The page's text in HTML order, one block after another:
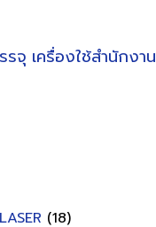
รจุ เครื่องใช้สำนักงาน
(18)